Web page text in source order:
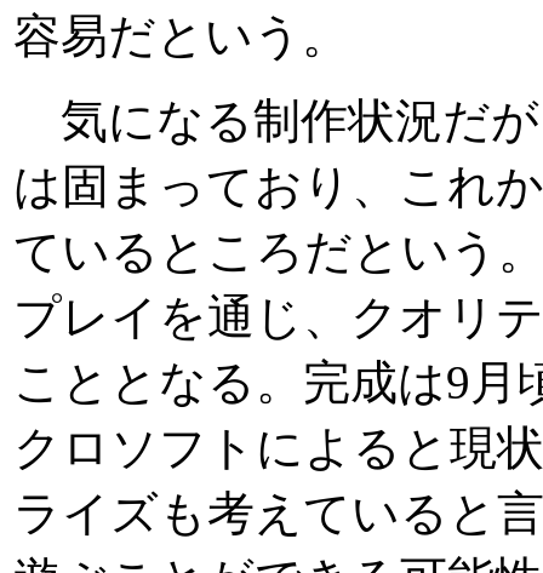
容易だという。
気になる制作状況だ
は固まっており、これ
ているところだという
プレイを通じ、クオリ
こととなる。完成は9月
クロソフトによると現
ライズも考えていると